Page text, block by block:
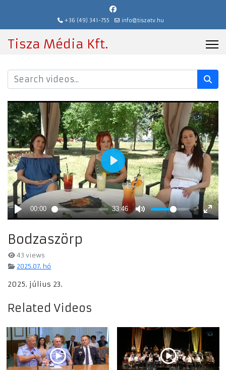
+36 (49) 341-755 info@tiszatv.hu
Tisza Média Kft.
Bodzaszörp
43 views
2025.07. hó
2025. július 23.
Related Videos